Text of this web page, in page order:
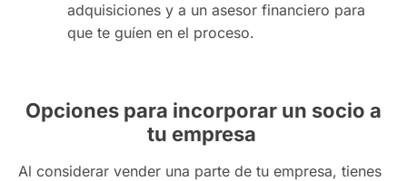
adquisiciones y a un asesor financiero para
que te guíen en el proceso.
Opciones para incorporar un socio a
tu empresa
Al considerar vender una parte de tu empresa, tienes